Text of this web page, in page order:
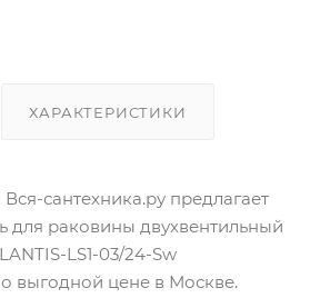
ХАРАКТЕРИСТИКИ
сантехника.ру предлагает
для раковины двухвентильный
LS1-03/24-Sw
выгодной цене в Москве.